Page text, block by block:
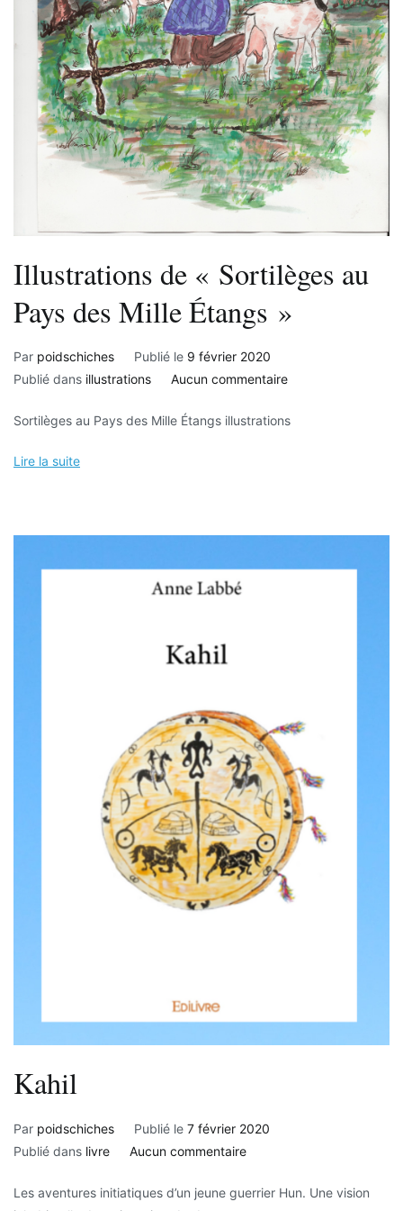
Illustrations de « Sortilèges au
Pays des Mille Étangs »
Par poidschiches Publié le 9 février 2020
Publié dans illustrations Aucun commentairesur
de
Mille
Sortilèges au Pays des Mille Étangs illustrations
Lire la suite
Kahil
Par poidschiches Publié le 7 février 2020
Publié dans livre Aucun commentairesur
Les aventures initiatiques d’un jeune guerrier Hun. Une vision